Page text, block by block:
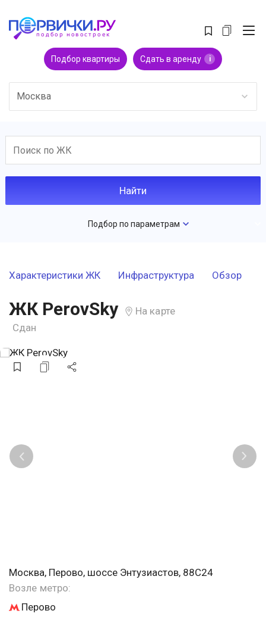
Подбор квартиры Сдать в аренду i
Москва
Подбор по параметрам
Характеристики ЖК Инфраструктура Обзор
ЖК PerovSky
На карте
Сдан
Москва, Перово, шоссе Энтузиастов, 88С24
Возле метро:
Перово